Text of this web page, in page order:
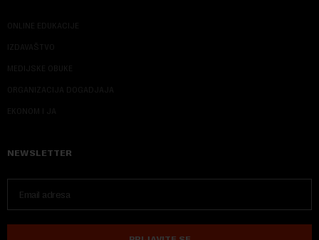
ONLINE EDUKACIJE
IZDAVAŠTVO
MEDIJSKE OBUKE
ORGANIZACIJA DOGADJAJA
EKONOM I JA
NEWSLETTER